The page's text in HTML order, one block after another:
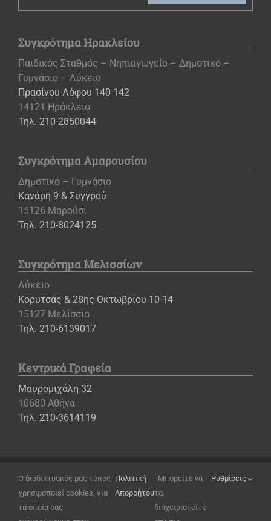
Συγκρότημα Ηρακλείου
Παιδικός Σταθμός – Νηπιαγωγείο – Δημοτικό –
Γυμνάσιο – Λύκειο
Πρασίνου Λόφου 140-142
14121 Ηράκλειο
Τηλ. 210-2850044
Συγκρότημα Αμαρουσίου
Δημοτικό – Γυμνάσιο
Κανάρη 9 & Συγγρού
15126 Μαρούσι
Τηλ. 210-8024125
Συγκρότημα Μελισσίων
Λύκειο
Κορυτσάς & 28ης Οκτωβρίου 10-14
15127 Μελίσσια
Τηλ. 210-6139017
Κεντρικά Γραφεία
Μαυρομιχάλη 32
10680 Αθήνα
Τηλ. 210-3614119
Όροι Χρήσης
Ο διαδικτυακός μας τόπος
χρησιμοποιεί cookies, για
τα οποία σας
Πολιτική
Απορρήτου
. Μπορείτε να
τα
διαχειριστείτε
Ρυθμίσεις